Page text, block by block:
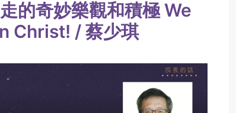
的奇妙樂觀和積極 We
Christ! / 蔡少琪